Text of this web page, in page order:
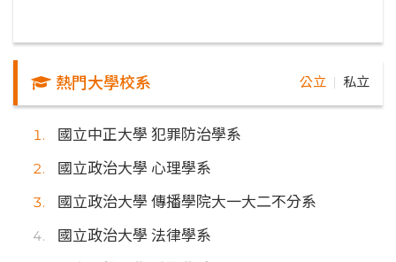
熱門大學校系 公立 私立
國立中正大學 犯罪防治學系
國立政治大學 心理學系
國立政治大學 傳播學院大一大二不分系
國立政治大學 法律學系